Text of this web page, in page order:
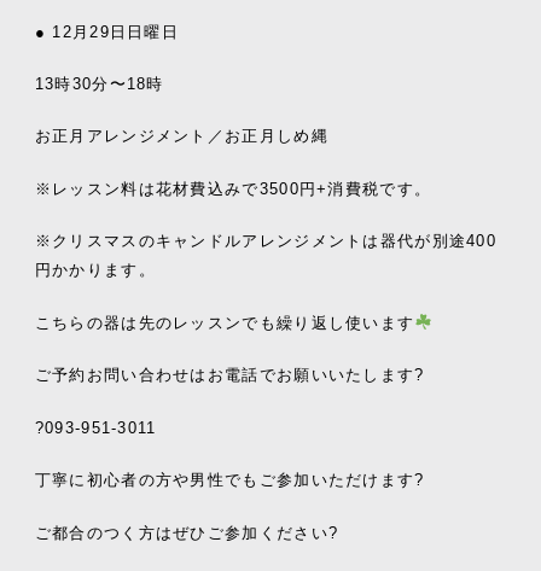
● 12 月 29 日日曜日
13時30分〜 18時
お正月アレンジメント／お正月しめ縄
※ レッスン料は花材費込みで3500 円+消費税です。
※ クリスマスのキャンドルアレンジメントは器代が別途400
円かかります。
こちらの器は先のレッスンでも繰り返し使います
ご予約お問い合わせはお電話でお願いいたします?
?093-951-3011
丁寧に初心者の方や男性でもご参加いただけます?
ご都合のつく方はぜひご参加ください?